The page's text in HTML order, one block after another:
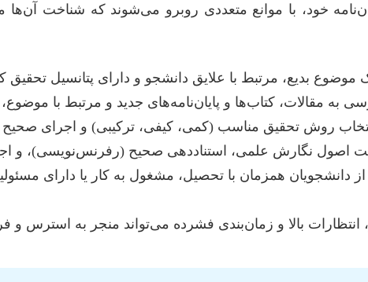
خود، با موانع متعددی روبرو می‌شوند که شناخت
موضوع بدیع، مرتبط با علایق دانشجو و دارای پتانسیل
به مقالات، کتاب‌ها و پایان‌نامه‌های جدید و مرتبط با
روش تحقیق مناسب (کمی، کیفی، ترکیبی) و اجرای صحیح
اصول نگارش علمی، استناددهی صحیح (رفرنس‌نویسی)، و
دانشجویان همزمان با تحصیل، مشغول به کار یا دارای
انتظارات بالا و زمان‌بندی فشرده می‌تواند منجر به استرس